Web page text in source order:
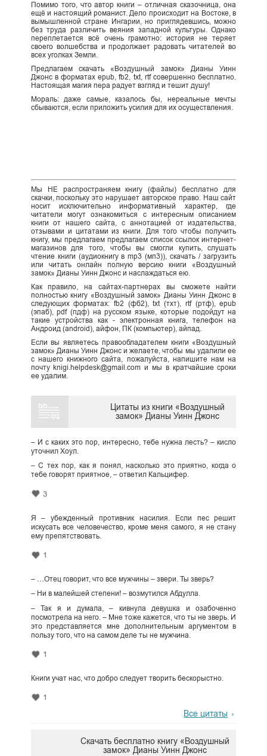
Помимо того, что автор книги – отличная сказочница, она
ещё и настоящий романист. Дело происходит на Востоке, в
вымышленной стране Ингарии, но приглядевшись, можно
без труда различить веяния западной культуры. Однако
переплетается всё очень грамотно: история не теряет
своего волшебства и продолжает радовать читателей во
всех уголках Земли.
Предлагаем скачать «Воздушный замок» Дианы Уинн
Джонс в форматах epub, fb2, txt, rtf совершенно бесплатно.
Настоящая магия пера радует взгляд и тешит душу!
Мораль: даже самые, казалось бы, нереальные мечты
сбываются, если приложить усилия для их осуществления.
Мы НЕ распространяем книгу (файлы) бесплатно для
скачки, поскольку это нарушает авторское право. Наш сайт
носит исключительно информативный характер, где
читатели могут ознакомиться с интересным описанием
книги от нашего сайта, с аннотацией от издательства,
отзывами и цитатами из книги. Для того чтобы получить
книгу, мы предлагаем предлагаем список ссылок интернет-
магазинов для того, чтобы вы смогли купить, слушать
чтение книги (аудиокнигу в mp3 (мп3)), скачать / загрузить
или читать онлайн полную версию книги «Воздушный
замок» Дианы Уинн Джонс и наслаждаться ею.
Как правило, на сайтах-партнерах вы сможете найти
полностью книгу «Воздушный замок» Дианы Уинн Джонс в
следующих форматах: fb2 (фб2), txt (тхт), rtf (ртф), epub
(эпаб), pdf (пдф) на русском языке, которые подойдут на
такие устройства как - электронная книга, телефон на
Андроид (android), айфон, ПК (компьютер), айпад.
Если вы являетесь правообладателем книги «Воздушный
замок» Дианы Уинн Джонс и желаете, чтобы мы удалили ее
с нашего книжного сайта, пожалуйста, напишите нам на
почту knigi.helpdesk@gmail.com и мы в кратчайшие сроки
ее удалим.
Цитаты из книги «Воздушный
замок» Дианы Уинн Джонс
– И с каких это пор, интересно, тебе нужна лесть? – кисло
уточнил Хоул.
– С тех пор, как я понял, насколько это приятно, когда о
тебе говорят приятное, – ответил Кальцифер.
3
Я – убежденный противник насилия. Если пес решит
искусать все человечество, кроме меня самого, я не стану
ему препятствовать.
1
– …Отец говорит, что все мужчины – звери. Ты зверь?
– Ни в малейшей степени! – возмутился Абдулла.
– Так я и думала, – кивнула девушка и озабоченно
посмотрела на него. – Мне тоже кажется, что ты не зверь. И
это представляется мне дополнительным аргументом в
пользу того, что на самом деле ты не мужчина.
1
Книги учат нас, что добро следует творить бескорыстно.
1
Все цитаты
Скачать бесплатно книгу «Воздушный
замок» Дианы Уинн Джонс